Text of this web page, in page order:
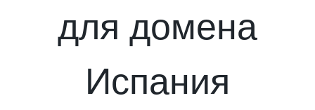
для домена
Испания